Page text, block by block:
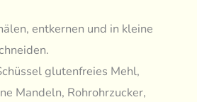
entkernen und in kleine
glutenfreies Mehl,
Mandeln, Rohrohrzucker,